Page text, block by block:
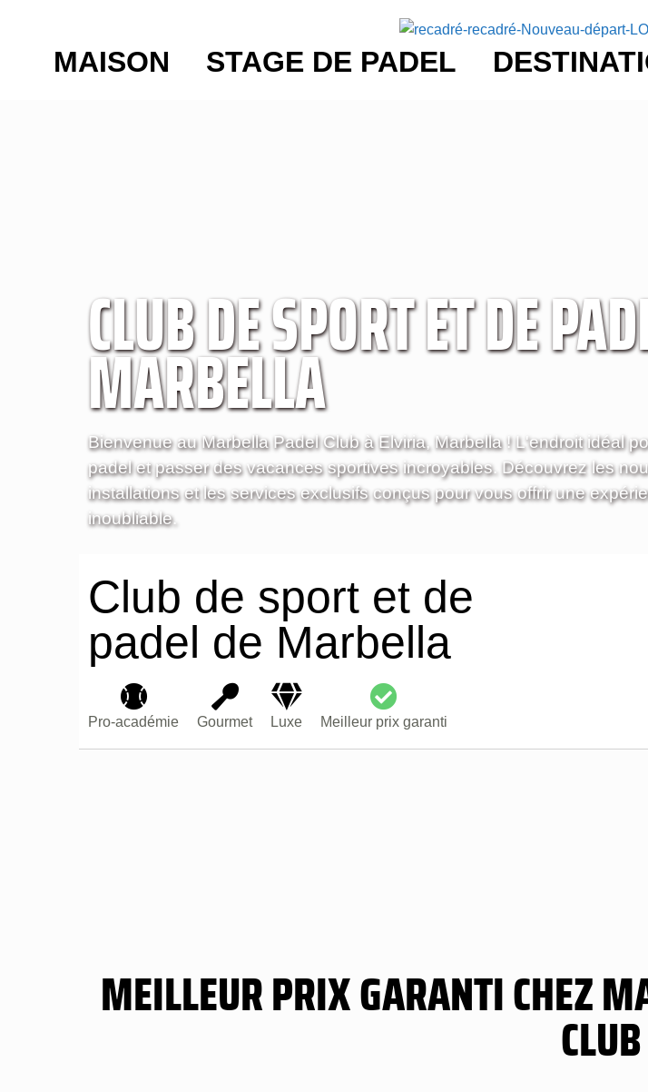
MAISON STAGE DE PADEL
CLUB DE SPORT ET DE
MARBELLA
Bienvenue au Marbella Padel Club à Elviria, Marbella ! L'endroit idéal
padel et passer des vacances sportives incroyables. Découvrez les
installations et les services exclusifs conçus pour vous offrir une
inoubliable.
Club de sport et de
padel de Marbella
Pro-académie Gourmet Luxe Meilleur prix garanti
MEILLEUR PRIX GARANTI CHEZ
CLUB